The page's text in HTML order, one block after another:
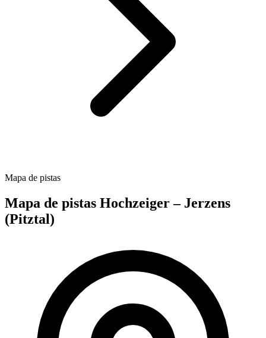
Mapa de pistas
Mapa de pistas Hochzeiger – Jerzens
(Pitztal)